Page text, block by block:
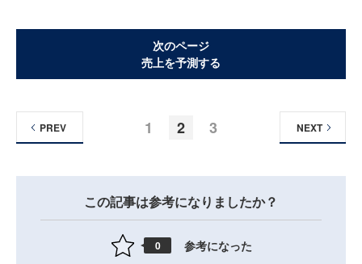
次のページ
売上を予測する
1 2 3
PREV NEXT
この記事は参考になりましたか？
0 参考になった